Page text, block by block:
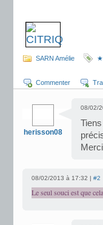
SARN Amélie
Commenter
herisson08
08/02/
08/02/2013 à 17:32 | #2
Le seul souci est que